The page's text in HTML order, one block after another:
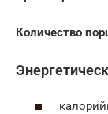
Количество